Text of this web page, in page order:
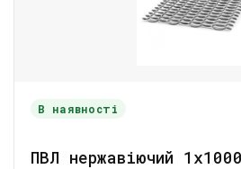
В наявності
ПВЛ нержавіючий